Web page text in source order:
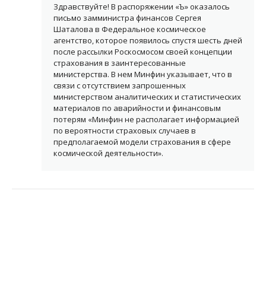
Здравствуйте! В распоряжении «Ъ» оказалось
письмо замминистра финансов Сергея
Шаталова в Федеральное космическое
агентство, которое появилось спустя шесть дней
после рассылки Роскосмосом своей концепции
страхования в заинтересованные
министерства. В нем Минфин указывает, что в
связи с отсутствием запрошенных
министерством аналитических и статистических
материалов по аварийности и финансовым
потерям «Минфин не располагает информацией
по вероятности страховых случаев в
предполагаемой модели страхования в сфере
космической деятельности».